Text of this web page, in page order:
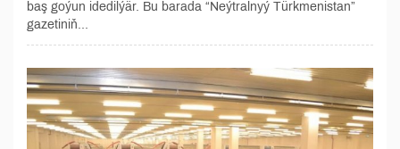
baş goýun idedilýär. Bu barada “Neýtralnyý Türkmenistan”
gazetiniň...